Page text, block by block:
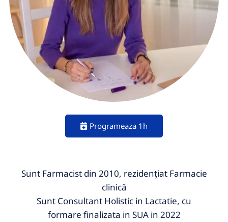
Programeaza 1h
Sunt Farmacist din 2010, rezidențiat Farmacie
clinică
Sunt Consultant Holistic in Lactatie, cu
formare finalizata in SUA in 2022